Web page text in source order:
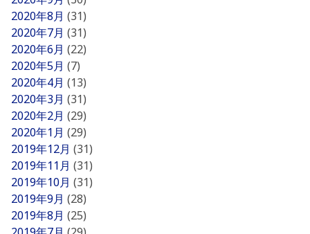
2020年8月 (31)
2020年7月 (31)
2020年6月 (22)
2020年5月 (7)
2020年4月 (13)
2020年3月 (31)
2020年2月 (29)
2020年1月 (29)
2019年12月 (31)
2019年11月 (31)
2019年10月 (31)
2019年9月 (28)
2019年8月 (25)